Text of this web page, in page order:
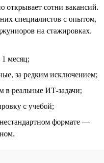
сотни вакансий.
специалистов с опытом,
на стажировках.
месяц;
за редким исключением;
в реальные ИТ-задачи;
с учебой;
формате —